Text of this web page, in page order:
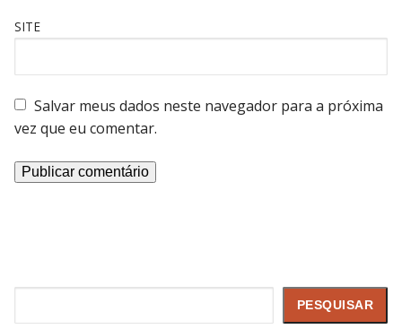
SITE
Salvar meus dados neste navegador para a próxima
vez que eu comentar.
PESQUISAR